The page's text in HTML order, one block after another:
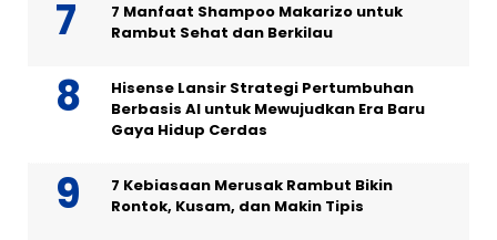
7 Manfaat Shampoo Makarizo untuk
Rambut Sehat dan Berkilau
Hisense Lansir Strategi Pertumbuhan
Berbasis AI untuk Mewujudkan Era Baru
Gaya Hidup Cerdas
7 Kebiasaan Merusak Rambut Bikin
Rontok, Kusam, dan Makin Tipis